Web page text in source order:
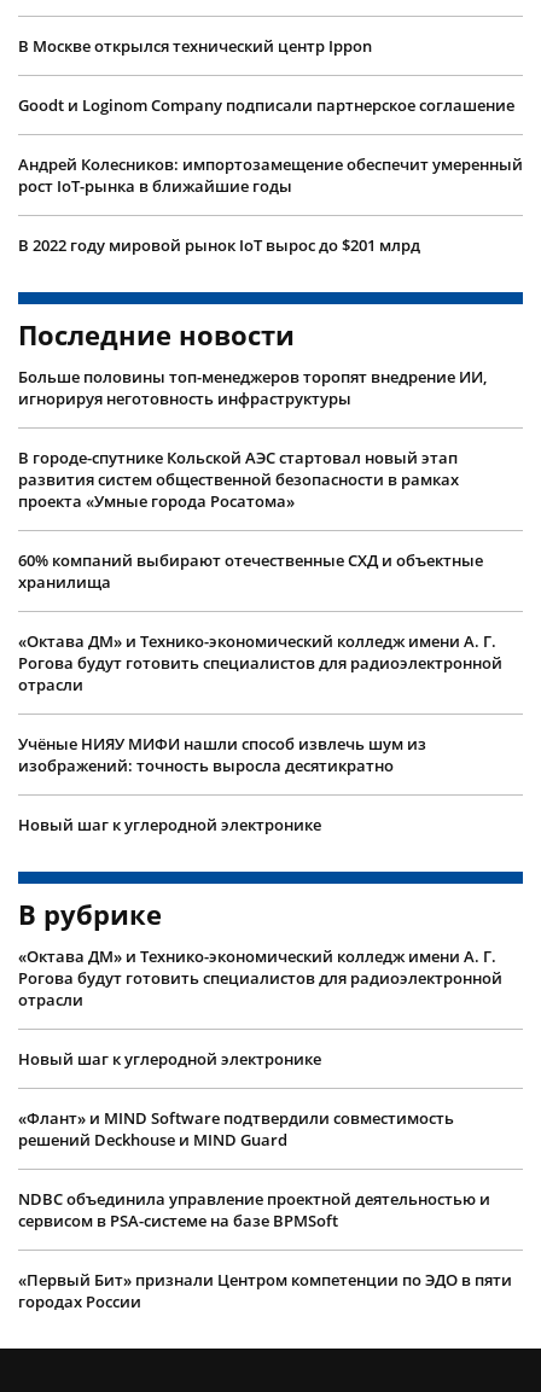
В Москве открылся технический центр Ippon
Goodt и Loginom Company подписали партнерское соглашение
Андрей Колесников: импортозамещение обеспечит умеренный
рост IoT-рынка в ближайшие годы
В 2022 году мировой рынок IoT вырос до $201 млрд
Последние новости
Больше половины топ-менеджеров торопят внедрение ИИ,
игнорируя неготовность инфраструктуры
В городе-спутнике Кольской АЭС стартовал новый этап
развития систем общественной безопасности в рамках
проекта «Умные города Росатома»
60% компаний выбирают отечественные СХД и объектные
хранилища
«Октава ДМ» и Технико-экономический колледж имени А. Г.
Рогова будут готовить специалистов для радиоэлектронной
отрасли
Учëные НИЯУ МИФИ нашли способ извлечь шум из
изображений: точность выросла десятикратно
Новый шаг к углеродной электронике
В рубрике
«Октава ДМ» и Технико-экономический колледж имени А. Г.
Рогова будут готовить специалистов для радиоэлектронной
отрасли
Новый шаг к углеродной электронике
«Флант» и MIND Software подтвердили совместимость
решений Deckhouse и MIND Guard
NDBC объединила управление проектной деятельностью и
сервисом в PSA-системе на базе BPMSoft
«Первый Бит» признали Центром компетенции по ЭДО в пяти
городах России